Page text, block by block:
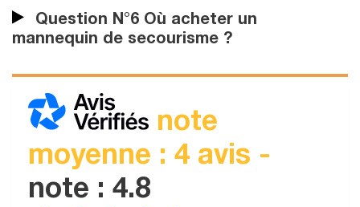
Question N°6 Où acheter un
mannequin de secourisme ?
note
moyenne : 4 avis -
note : 4.8